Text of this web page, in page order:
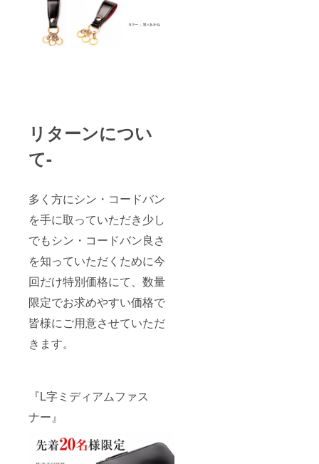
リターンについ
て-
多く方にシン・コードバン
を手に取っていただき少し
でもシン・コードバン良さ
を知っていただくために今
回だけ特別価格にて、数量
限定でお求めやすい価格で
皆様にご用意させていただ
きます。
『L字ミディアムファス
ナー』